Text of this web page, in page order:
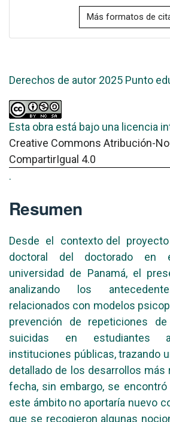
Más formatos de
Derechos de autor 2025 Punto
Esta obra está bajo una licencia
Creative Commons Atribución-
CompartirIgual 4.0
.
Resumen
Desde el contexto del
doctoral del doctorado en
universidad de Panamá, el
analizando los
relacionados con modelos
prevención de repeticiones de
suicidas en estudiantes
instituciones públicas, trazando
detallado de los desarrollos más
fecha, sin embargo, se
este ámbito no aportaría nuevo
que se recogieron algunas